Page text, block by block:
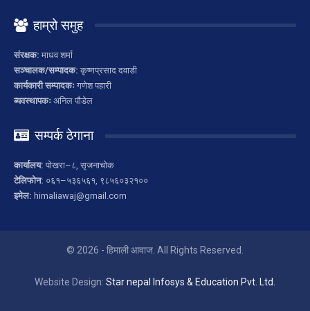
हाम्रो समुह
संरक्षक: माधव शर्मा
सञ्चालक/सम्पादक: कृष्णप्रसाद दवाडी
कार्यकारी सम्पादकः गणेश पहारी
ब्यवस्थापकः अनिल पौडेल
सम्पर्क ठेगाना
कार्यालय: पोखरा–८, सृजनाचोक
टेलिफोन: ०६१–५३६५६१, ९८५६०३२१००
इमेल: himaliawaj@gmail.com
© 2026 - हिमाली आवाज. All Rights Reserved.
Website Design: Star nepal Infosys & Education Pvt. Ltd.